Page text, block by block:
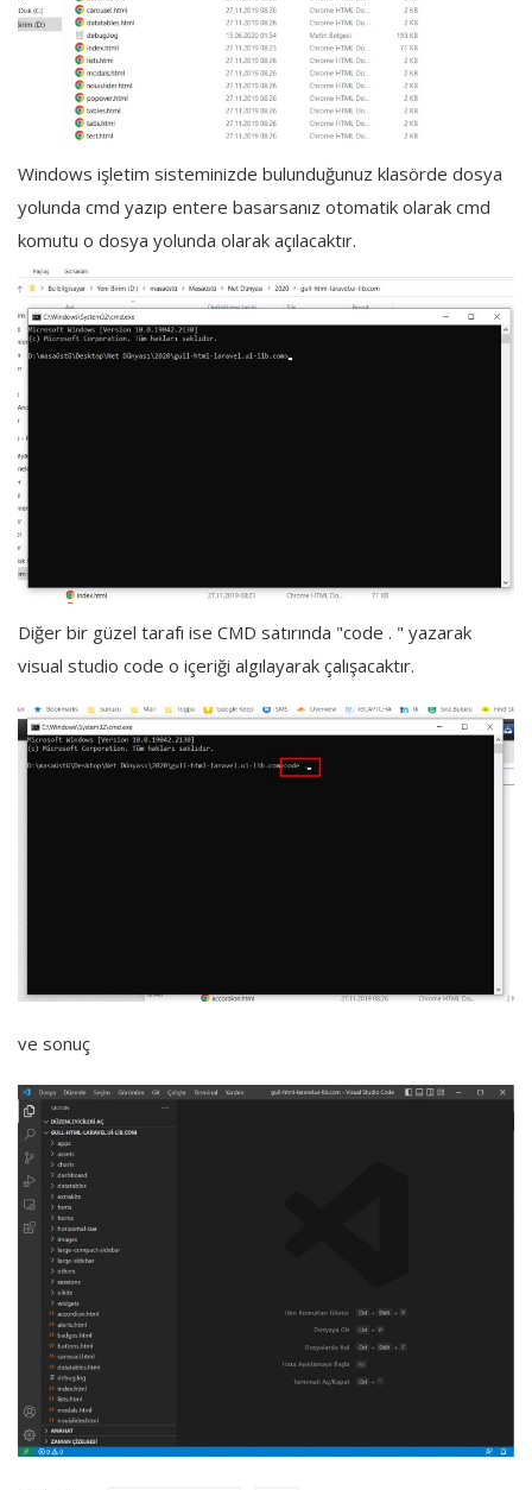
Windows işletim sisteminizde bulunduğunuz klasörde dosya
yolunda cmd yazıp entere basarsanız otomatik olarak cmd
komutu o dosya yolunda olarak açılacaktır.
Diğer bir güzel tarafı ise CMD satırında "code . " yazarak
visual studio code o içeriği algılayarak çalışacaktır.
ve sonuç